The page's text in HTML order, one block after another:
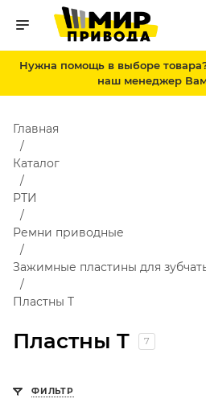
Нужна помощь в выборе
наш менеджер
Пластны T 7
Главная
Каталог
РТИ
Ремни приводные
Зажимные пластины для
Пластны T
ФИЛЬТР